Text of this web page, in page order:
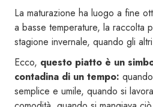
La maturazione ha luogo a fine
a basse temperature, la raccolta
stagione invernale, quando gli
Ecco, questo piatto è un
contadina di un tempo:
semplice e umile, quando si